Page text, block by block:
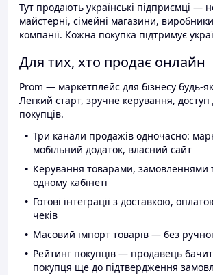
Тут продають українські підприємці —
майстерні, сімейні магазини,
компанії. Кожна покупка підтримує
Для тих, хто продає онлайн
Prom — маркетплейс для бізнесу будь-
Легкий старт, зручне керування, доступ
покупців.
Три канали продажів одночасно:
мобільний додаток, власний сайт
Керування товарами, замовленнями
одному кабінеті
Готові інтеграції з доставкою,
чеків
Масовий імпорт товарів — без
Рейтинг покупців — продавець
покупця ще до підтвердження